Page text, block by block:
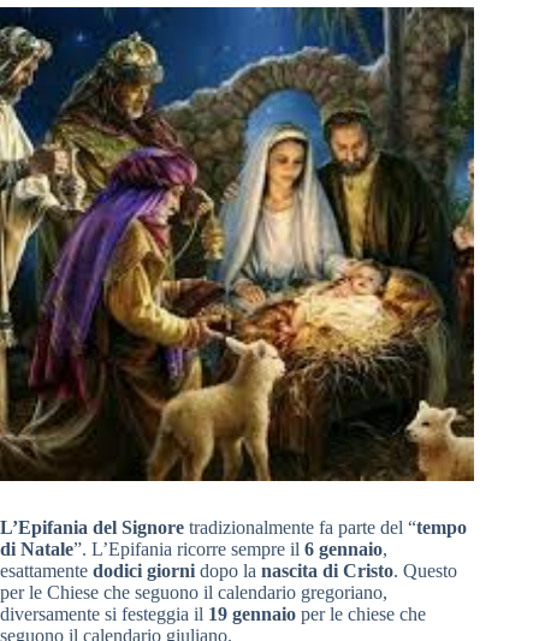
L’Epifania del Signore tradizionalmente fa parte del “tempo
di Natale”. L’Epifania ricorre sempre il 6 gennaio,
esattamente dodici giorni dopo la nascita di Cristo. Questo
per le Chiese che seguono il calendario gregoriano,
diversamente si festeggia il 19 gennaio per le chiese che
seguono il calendario giuliano.